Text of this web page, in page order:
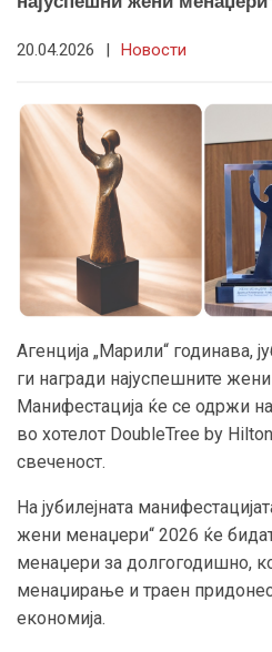
20.04.2026 | Новости
Агенција „Марили“ годинава,
ги награди најуспешните
Манифестација ќе се одржи
во хотелот DoubleTree by
свеченост.
На јубилејната
жени менаџери“ 2026 ќе
менаџери за долгогодишно,
менаџирање и траен
економија.